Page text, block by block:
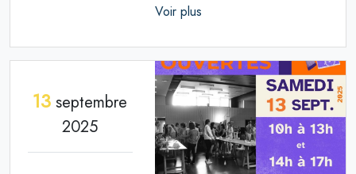
Voir plus
13 septembre
2025